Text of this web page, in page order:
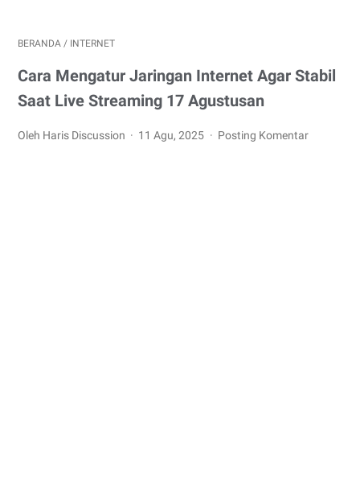
BERANDA / INTERNET
Cara Mengatur Jaringan Internet Agar Stabil
Saat Live Streaming 17 Agustusan
Oleh Haris Discussion 11 Agu, 2025 Posting Komentar